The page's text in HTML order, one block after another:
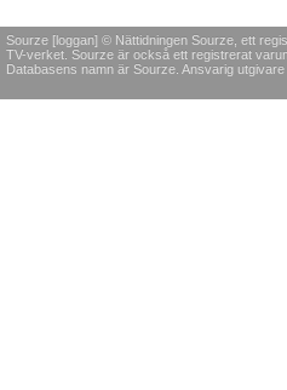
Sourze [loggan] © Nättidningen Sourze, ett
TV-verket. Sourze är också ett registrerat
Databasens namn är Sourze. Ansvarig